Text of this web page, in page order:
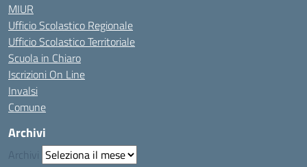
MIUR
Ufficio Scolastico Regionale
Ufficio Scolastico Territoriale
Scuola in Chiaro
Iscrizioni On Line
Invalsi
Comune
Archivi
Archivi